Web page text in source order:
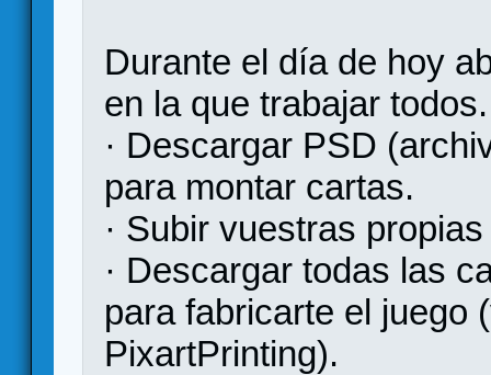
Durante el día de hoy
en la que trabajar
· Descargar PSD
para montar cartas.
· Subir vuestras
· Descargar todas las
para fabricarte el juego
PixartPrinting).